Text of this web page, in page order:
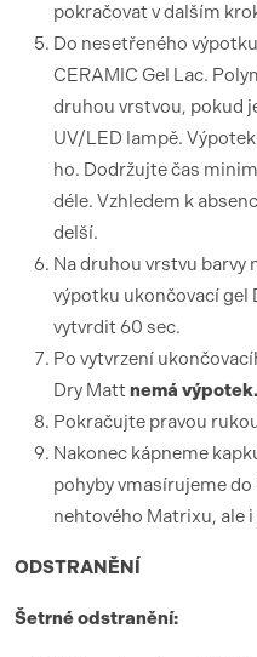
pokračovat v dalším
Do nesetřeného
CERAMIC Gel Lac.
druhou vrstvou, pokud
UV/LED lampě.
ho. Dodržujte čas
déle. Vzhledem k
delší.
Na druhou vrstvu barvy
výpotku ukončovací gel
vytvrdit 60 sec.
Po vytvrzení
Dry Mattnemá výpotek.
Pokračujte pravou
Nakonec kápneme
pohyby vmasírujeme
nehtového Matrixu, ale
ODSTRANĚNÍ
Šetrné odstranění: